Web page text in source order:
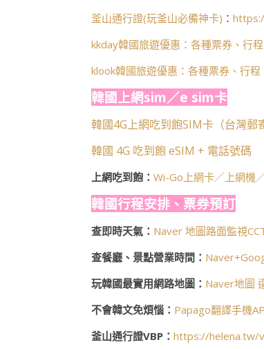
釜山通行證(玩釜山必備神卡) ：
kkday韓國旅遊優惠：各種票券、行
klook韓國旅遊優惠：各種票券、行程
韓國上網sim／e sim卡
韓國4G上網吃到飽SIM卡（台灣郵
韓國 4G 吃到飽 eSIM + 電話號碼
上網吃到飽： Wi-Go上網卡／上網機
韓國行程安排、票券預訂
查即時天氣： Naver 地圖路面監視
查餐廳、景點營業時間：
玩韓國最實用網路地圖： Naver地圖
不會韓文免煩惱： Papago翻譯手機
釜山通行證VBP： https://helena.tw/